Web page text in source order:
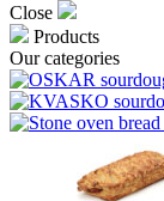
Close
Products
Our categories